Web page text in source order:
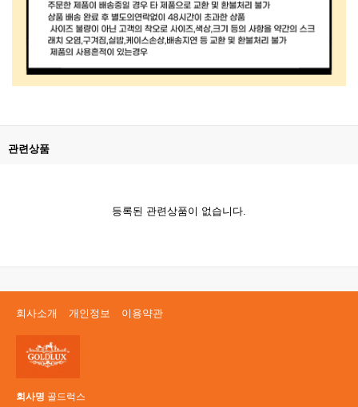
관련상품
등록된 관련상품이 없습니다.
회사소개 개인정보 이용약관
회사명 골드럭스